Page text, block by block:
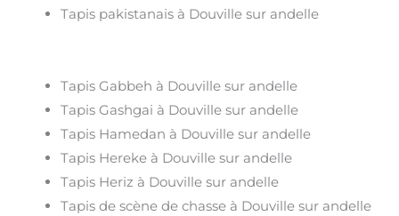
Tapis pakistanais à Douville sur andelle
Tapis Gabbeh à Douville sur andelle
Tapis Gashgai à Douville sur andelle
Tapis Hamedan à Douville sur andelle
Tapis Hereke à Douville sur andelle
Tapis Heriz à Douville sur andelle
Tapis de scène de chasse à Douville sur andelle